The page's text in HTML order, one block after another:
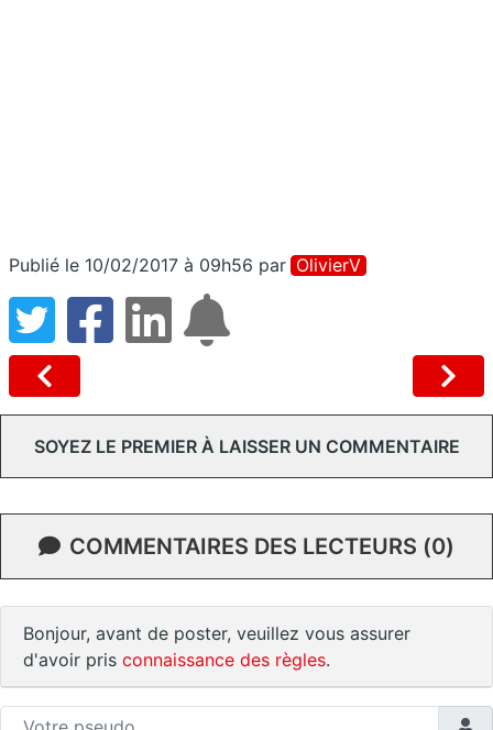
Publié le 10/02/2017 à 09h56 par OlivierV
SOYEZ LE PREMIER À LAISSER UN COMMENTAIRE
COMMENTAIRES DES LECTEURS (0)
Bonjour, avant de poster, veuillez vous assurer
d'avoir pris connaissance des règles.